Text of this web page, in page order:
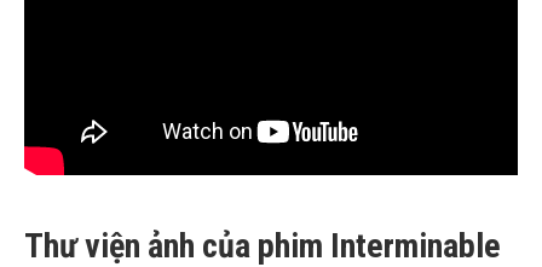
Thư viện ảnh của phim Interminable